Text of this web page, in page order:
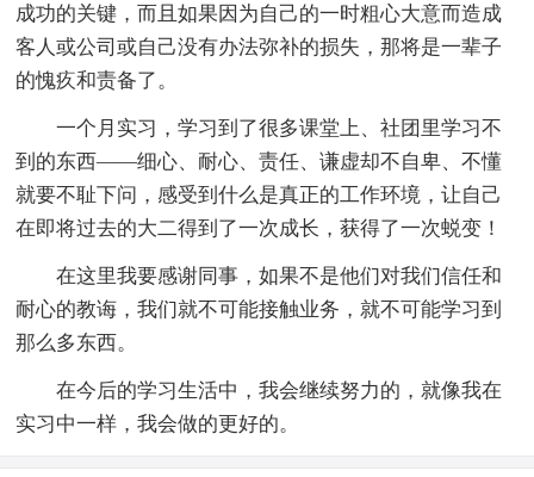
成功的关键，而且如果因为自己的一时粗心大意而造成
客人或公司或自己没有办法弥补的损失，那将是一辈子
的愧疚和责备了。
一个月实习，学习到了很多课堂上、社团里学习不
到的东西——细心、耐心、责任、谦虚却不自卑、不懂
就要不耻下问，感受到什么是真正的工作环境，让自己
在即将过去的大二得到了一次成长，获得了一次蜕变！
在这里我要感谢同事，如果不是他们对我们信任和
耐心的教诲，我们就不可能接触业务，就不可能学习到
那么多东西。
在今后的学习生活中，我会继续努力的，就像我在
实习中一样，我会做的更好的。